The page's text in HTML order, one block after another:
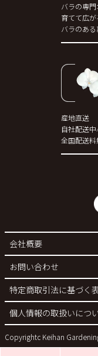
バラの専
育てて広が
バラのある
産地直送
自社配送中
全国配送料
会社概要
お問い合わせ
特定商取引法に基づく
個人情報の取扱いにつ
Copyrightc Keihan